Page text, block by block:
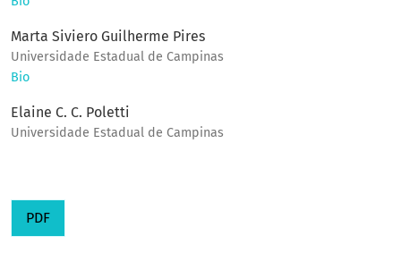
Marta Siviero Guilherme Pires
Universidade Estadual de Campinas
Bio
Elaine C. C. Poletti
Universidade Estadual de Campinas
PDF